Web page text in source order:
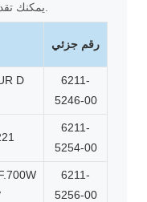
يمكنك تقديم متطلباتك إلينا مباشرة.
رقم جزئي
D
6211-
5246-00
6211-
5254-00
6211-
5256-00